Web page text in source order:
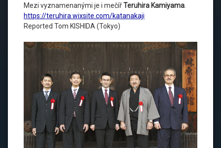
Mezi vyznamenanými je i mečířTeruhira Kamiyama.
https://teruhira.wixsite.com/katanakaji
Reported Tom KISHIDA (Tokyo)